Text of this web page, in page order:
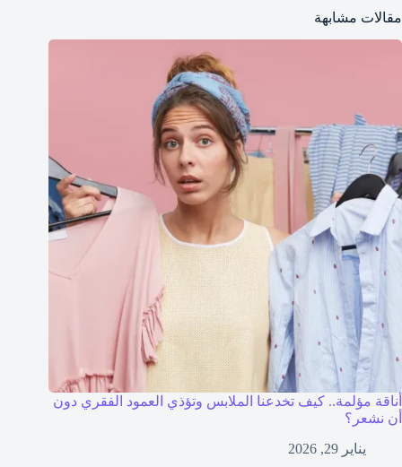
مقالات مشابهة
أناقة مؤلمة.. كيف تخدعنا الملابس وتؤذي العمود الفقري دون
أن نشعر؟
يناير 29, 2026